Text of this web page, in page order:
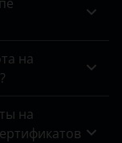
на
на